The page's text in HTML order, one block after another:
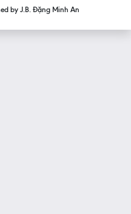
by J.B. Đặng Minh An